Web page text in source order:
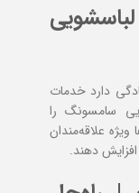
دارد خدمات
سامسونگ را
علاقه‌مندان
دهند.